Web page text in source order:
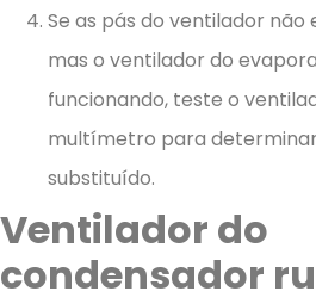
Se as pás do ventilador
mas o ventilador do
funcionando, teste o
multímetro para
substituído.
Ventilador do
condensador